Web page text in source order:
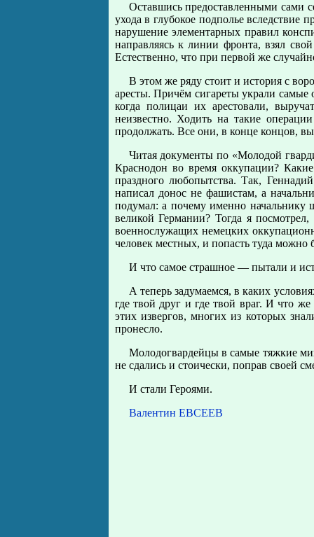
Оставшись предоставленными сами
ухода в глубокое подполье вследствие
нарушение элементарных правил
направляясь к линии фронта, взял
Естественно, что при первой же
В этом же ряду стоит и история с
аресты. Причём сигареты украли
когда полицаи их арестовали,
неизвестно. Ходить на такие
продолжать. Все они, в конце концов,
Читая документы по «Молодой
Краснодон во время оккупации?
праздного любопытства. Так,
написал донос не фашистам, а
подумал: а почему именно начальнику
великой Германии? Тогда я
военнослужащих немецких
человек местных, и попасть туда можно
И что самое страшное — пытали и
А теперь задумаемся, в каких
где твой друг и где твой враг. И что
этих извергов, многих из которых
пронесло.
Молодогвардейцы в самые тяжкие
не сдались и стоически, поправ
И стали Героями.
Валентин ЕВСЕЕВ